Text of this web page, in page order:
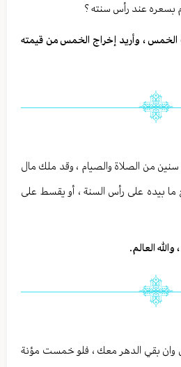
بسعره عند رأس سنته ؟
، وأريد إخراج الخمس من قيمته
سنين من الصلاة والصيام ، وقد ملك مال
بيده على رأس السنة ، أو يقسط على
العالم.
بقي الدهر معك ، فلو خمست مؤنة